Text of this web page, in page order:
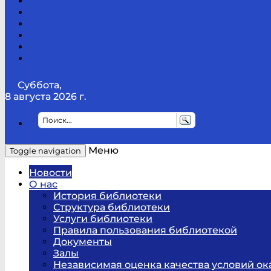
Суббота,
8 августа 2026 г.
Toggle navigation
Меню
Новости
О нас
История библиотеки
Структура библиотеки
Услуги библиотеки
Правила пользования библиотекой
Документы
Залы
Независимая оценка качества условий